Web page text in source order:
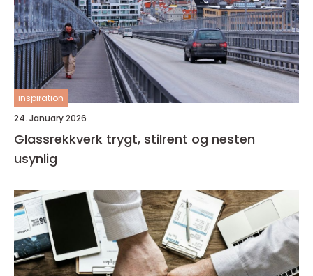
inspiration
24. January 2026
Glassrekkverk trygt, stilrent og nesten
usynlig